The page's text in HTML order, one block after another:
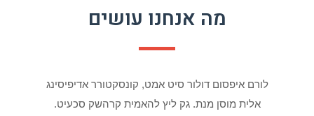
מה אנחנו עושים
לורם איפסום דולור סיט אמט, קונסקטורר אדיפיסינג
אלית מוסן מנת. גק ליץ להאמית קרהשק סכעיט.